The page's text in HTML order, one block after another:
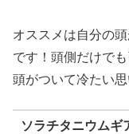
オススメは自分の
です！頭側だけで
頭がついて冷たい
ソラチタニウムギ